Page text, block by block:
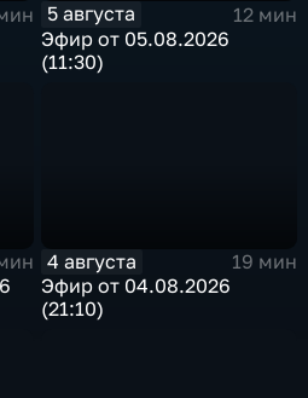
5 августа
12 мин
Эфир от 05.08.2026
(11:30)
4 августа
19 мин
Эфир от 04.08.2026
(21:10)